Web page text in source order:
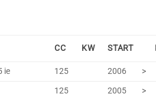
CC KW START
ie 125 2006 >
125 2005 >